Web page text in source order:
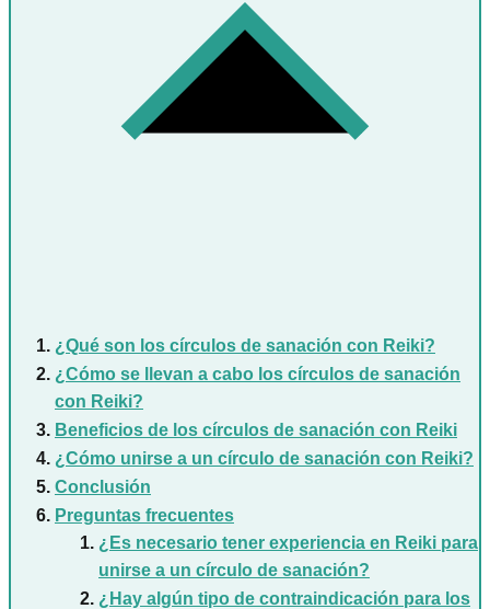
¿Qué son los círculos de sanación con Reiki?
¿Cómo se llevan a cabo los círculos de sanación
con Reiki?
Beneficios de los círculos de sanación con Reiki
¿Cómo unirse a un círculo de sanación con Reiki?
Conclusión
Preguntas frecuentes
¿Es necesario tener experiencia en Reiki para
unirse a un círculo de sanación?
¿Hay algún tipo de contraindicación para los